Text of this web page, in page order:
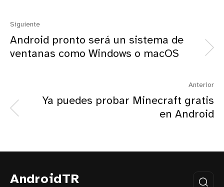
Siguiente
Android pronto será un sistema de
ventanas como Windows o macOS
Anterior
Ya puedes probar Minecraft gratis
en Android
AndroidTR